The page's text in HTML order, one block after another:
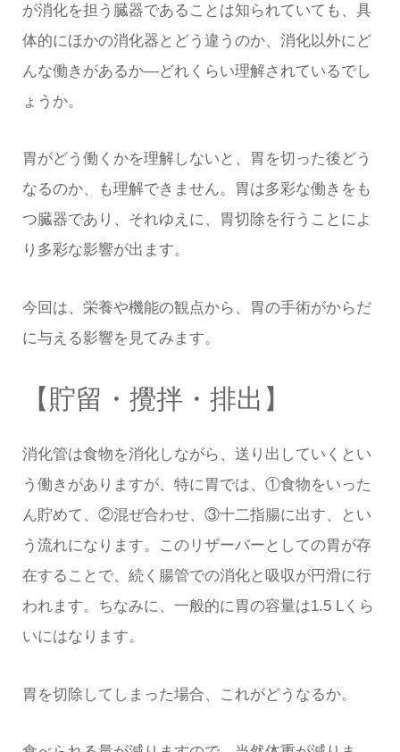
が消化を担う臓器であることは知られていても、具
体的にほかの消化器とどう違うのか、消化以外にど
んな働きがあるか—どれくらい理解されているでし
ょうか。
胃がどう働くかを理解しないと、胃を切った後どう
なるのか、も理解できません。胃は多彩な働きをも
つ臓器であり、それゆえに、胃切除を行うことによ
り多彩な影響が出ます。
今回は、栄養や機能の観点から、胃の手術がからだ
に与える影響を見てみます。
【貯留・攪拌・排出】
消化管は食物を消化しながら、送り出していくとい
う働きがありますが、特に胃では、①食物をいった
ん貯めて、②混ぜ合わせ、③十二指腸に出す、とい
う流れになります。このリザーバーとしての胃が存
在することで、続く腸管での消化と吸収が円滑に行
われます。ちなみに、一般的に胃の容量は1.5 Lくら
いにはなります。
胃を切除してしまった場合、これがどうなるか。